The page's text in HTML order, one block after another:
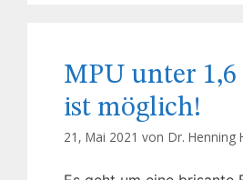
MPU unter
ist möglich!
21, Mai 2021 von Dr. Henning